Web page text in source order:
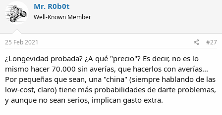
Mr. R0b0t
Well-Known Member
25 Feb 2021 #27
¿Longevidad probada? ¿A qué "precio"? Es decir, no es lo
mismo hacer 70.000 sin averías, que hacerlos con averías...
Por pequeñas que sean, una "china" (siempre hablando de las
low-cost, claro) tiene más probabilidades de darte problemas,
y aunque no sean serios, implican gasto extra.